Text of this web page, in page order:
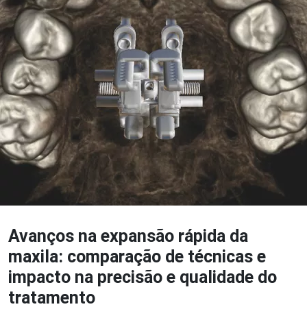
Avanços na expansão rápida da
maxila: comparação de técnicas e
impacto na precisão e qualidade do
tratamento